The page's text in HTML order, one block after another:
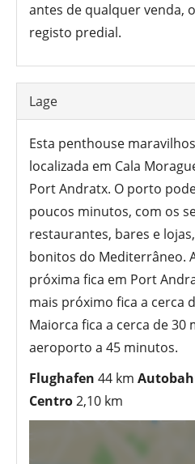
antes de qualquer venda,
registo predial.
Lage
Esta penthouse
localizada em Cala
Port Andratx. O porto
poucos minutos, com os
restaurantes, bares e
bonitos do Mediterrâneo.
próxima fica em Port
mais próximo fica a cerca
Maiorca fica a cerca de 30
aeroporto a 45 minutos.
Flughafen 44 km
Centro2,10 km